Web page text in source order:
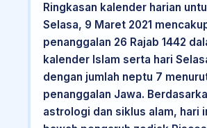
Ringkasan kalender harian
Selasa, 9 Maret 2021
penanggalan 26 Rajab 1442
kalender Islam serta hari
dengan jumlah neptu 7
penanggalan Jawa.
astrologi dan siklus alam, hari